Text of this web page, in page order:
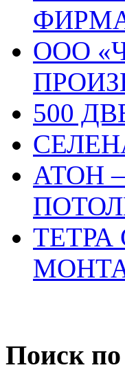
ООО
500
АТОН
Поиск по